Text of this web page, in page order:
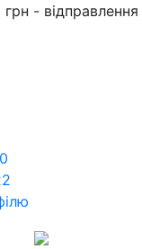
- відправлення